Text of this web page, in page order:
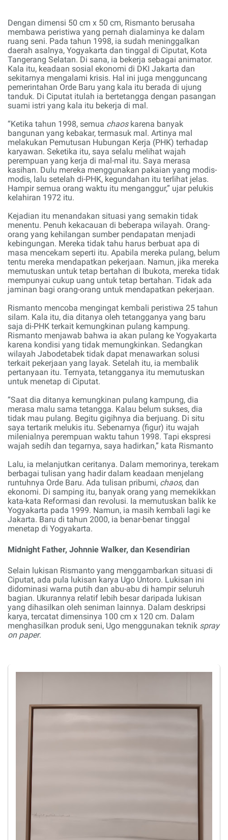
Dengan dimensi 50 cm x 50 cm, Rismanto berusaha
membawa peristiwa yang pernah dialaminya ke dalam
ruang seni. Pada tahun 1998, ia sudah meninggalkan
daerah asalnya, Yogyakarta dan tinggal di Ciputat, Kota
Tangerang Selatan. Di sana, ia bekerja sebagai animator.
Kala itu, keadaan sosial ekonomi di DKI Jakarta dan
sekitarnya mengalami krisis. Hal ini juga mengguncang
pemerintahan Orde Baru yang kala itu berada di ujung
tanduk. Di Ciputat itulah ia bertetangga dengan pasangan
suami istri yang kala itu bekerja di mal.
“Ketika tahun 1998, semua chaoskarena banyak
bangunan yang kebakar, termasuk mal. Artinya mal
melakukan Pemutusan Hubungan Kerja (PHK) terhadap
karyawan. Seketika itu, saya selalu melihat wajah
perempuan yang kerja di mal-mal itu. Saya merasa
kasihan. Dulu mereka menggunakan pakaian yang modis-
modis, lalu setelah di-PHK, kegundahan itu terlihat jelas.
Hampir semua orang waktu itu menganggur,” ujar pelukis
kelahiran 1972 itu.
Kejadian itu menandakan situasi yang semakin tidak
menentu. Penuh kekacauan di beberapa wilayah. Orang-
orang yang kehilangan sumber pendapatan menjadi
kebingungan. Mereka tidak tahu harus berbuat apa di
masa mencekam seperti itu. Apabila mereka pulang, belum
tentu mereka mendapatkan pekerjaan. Namun, jika mereka
memutuskan untuk tetap bertahan di Ibukota, mereka tidak
mempunyai cukup uang untuk tetap bertahan. Tidak ada
jaminan bagi orang-orang untuk mendapatkan pekerjaan.
Rismanto mencoba mengingat kembali peristiwa 25 tahun
silam. Kala itu, dia ditanya oleh tetangganya yang baru
saja di-PHK terkait kemungkinan pulang kampung.
Rismanto menjawab bahwa ia akan pulang ke Yogyakarta
karena kondisi yang tidak memungkinkan. Sedangkan
wilayah Jabodetabek tidak dapat menawarkan solusi
terkait pekerjaan yang layak. Setelah itu, ia membalik
pertanyaan itu. Ternyata, tetangganya itu memutuskan
untuk menetap di Ciputat.
“Saat dia ditanya kemungkinan pulang kampung, dia
merasa malu sama tetangga. Kalau belum sukses, dia
tidak mau pulang. Begitu gigihnya dia berjuang. Di situ
saya tertarik melukis itu. Sebenarnya (figur) itu wajah
milenialnya perempuan waktu tahun 1998. Tapi ekspresi
wajah sedih dan tegarnya, saya hadirkan,” kata Rismanto
Lalu, ia melanjutkan ceritanya. Dalam memorinya, terekam
berbagai tulisan yang hadir dalam keadaan menjelang
runtuhnya Orde Baru. Ada tulisan pribumi, chaos, dan
ekonomi. Di samping itu, banyak orang yang memekikkan
kata-kata Reformasi dan revolusi. Ia memutuskan balik ke
Yogyakarta pada 1999. Namun, ia masih kembali lagi ke
Jakarta. Baru di tahun 2000, ia benar-benar tinggal
menetap di Yogyakarta.
Midnight Father, Johnnie Walker, dan Kesendirian
Selain lukisan Rismanto yang menggambarkan situasi di
Ciputat, ada pula lukisan karya Ugo Untoro. Lukisan ini
didominasi warna putih dan abu-abu di hampir seluruh
bagian. Ukurannya relatif lebih besar daripada lukisan
yang dihasilkan oleh seniman lainnya. Dalam deskripsi
karya, tercatat dimensinya 100 cm x 120 cm. Dalam
menghasilkan produk seni, Ugo menggunakan teknik spray
on paper.